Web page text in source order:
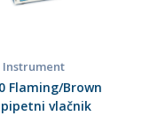
Instrument
Flaming/Brown
vlačnik